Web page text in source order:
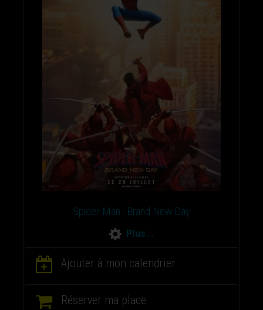
Spider-Man : Brand New Day
Plus...
Ajouter à mon calendrier
Réserver ma place